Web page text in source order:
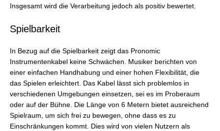
Insgesamt wird die Verarbeitung jedoch als positiv bewertet.
Spielbarkeit
In Bezug auf die Spielbarkeit zeigt das Pronomic
Instrumentenkabel keine Schwächen. Musiker berichten von
einer einfachen Handhabung und einer hohen Flexibilität, die
das Spielen erleichtert. Das Kabel lässt sich problemlos in
verschiedenen Umgebungen einsetzen, sei es im Proberaum
oder auf der Bühne. Die Länge von 6 Metern bietet ausreichend
Spielraum, um sich frei zu bewegen, ohne dass es zu
Einschränkungen kommt. Dies wird von vielen Nutzern als